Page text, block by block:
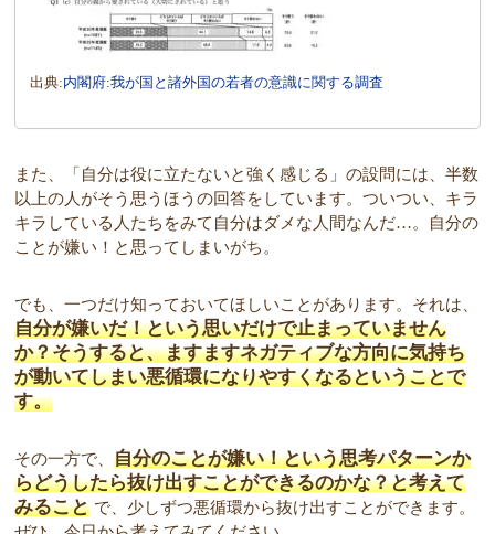
出典:内閣府:我が国と諸外国の若者の意識に関する調査
また、「自分は役に立たないと強く感じる」の設問には、半数
以上の人がそう思うほうの回答をしています。ついつい、キラ
キラしている人たちをみて自分はダメな人間なんだ…。自分の
ことが嫌い！と思ってしまいがち。
でも、一つだけ知っておいてほしいことがあります。それは、
自分が嫌いだ！という思いだけで止まっていません
か？そうすると、ますますネガティブな方向に気持ち
が動いてしまい悪循環になりやすくなるということで
す。
その一方で、自分のことが嫌い！という思考パターンか
らどうしたら抜け出すことができるのかな？と考えて
みること で、少しずつ悪循環から抜け出すことができます。